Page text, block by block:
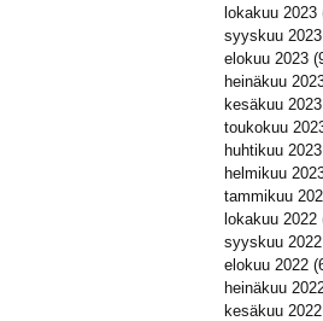
lokakuu 2023
syyskuu 2023
elokuu 2023
heinäkuu
kesäkuu 2023
toukokuu
huhtikuu 2023
helmikuu
tammikuu
lokakuu 2022
syyskuu 2022
elokuu 2022
heinäkuu
kesäkuu 2022